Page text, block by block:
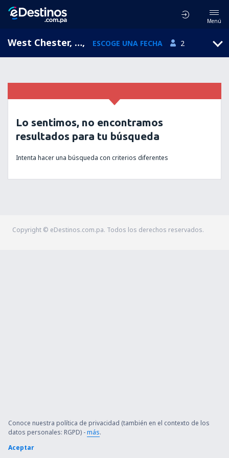
Menú
West Chester, Pensilvania, Estados Unidos, ESCOGE UNA FECHA 2
Lo sentimos, no encontramos
resultados para tu búsqueda
Intenta hacer una búsqueda con criterios diferentes
Copyright © eDestinos.com.pa. Todos los derechos reservados.
Conoce nuestra política de privacidad (también en el contexto de los
datos personales: RGPD) -más.
Aceptar